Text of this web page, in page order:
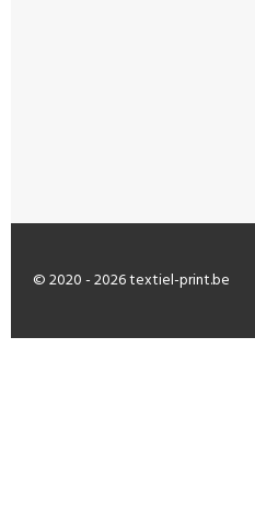
© 2020 - 2026 textiel-print.be